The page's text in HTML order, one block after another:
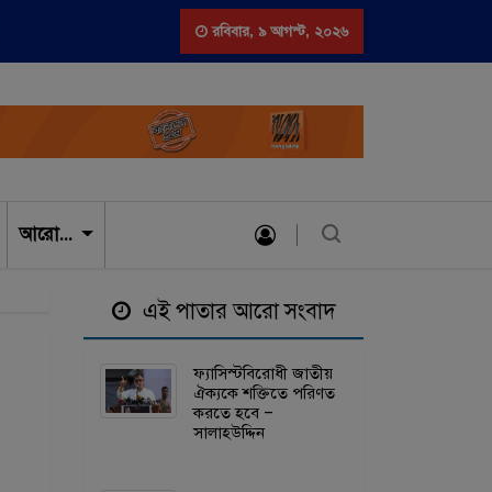
বিরোধীদের বিভেদ পতিত স্বৈরাচার ও তার দোসরদের লাভবান করবে – খেলাফত
রবিবার, ৯ আগস্ট, ২০২৬
আরো…
এই পাতার আরো সংবাদ
ফ্যাসিস্টবিরোধী জাতীয়
ঐক্যকে শক্তিতে পরিণত
করতে হবে –
সালাহউদ্দিন